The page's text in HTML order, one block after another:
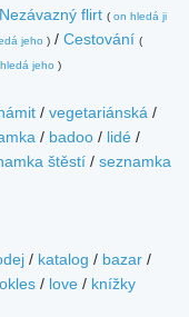
Nezávazný flirt ( on hledá ji
jeho ) / Cestování (
jeho )
/ vegetariánská /
/ badoo / lidé /
štěstí / seznamka
/ katalog / bazar /
/ love / knížky